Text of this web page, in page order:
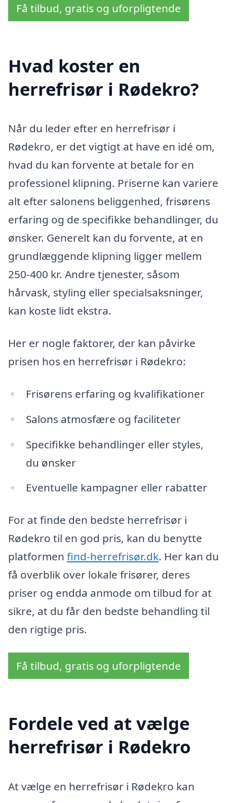
Få tilbud, gratis og uforpligtende
Hvad koster en
herrefrisør i Rødekro?
Når du leder efter en herrefrisør i
Rødekro, er det vigtigt at have en idé om,
hvad du kan forvente at betale for en
professionel klipning. Priserne kan variere
alt efter salonens beliggenhed, frisørens
erfaring og de specifikke behandlinger, du
ønsker. Generelt kan du forvente, at en
grundlæggende klipning ligger mellem
250-400 kr. Andre tjenester, såsom
hårvask, styling eller specialsaksninger,
kan koste lidt ekstra.
Her er nogle faktorer, der kan påvirke
prisen hos en herrefrisør i Rødekro:
Frisørens erfaring og kvalifikationer
Salons atmosfære og faciliteter
Specifikke behandlinger eller styles,
du ønsker
Eventuelle kampagner eller rabatter
For at finde den bedste herrefrisør i
Rødekro til en god pris, kan du benytte
platformen find-herrefrisør.dk. Her kan du
få overblik over lokale frisører, deres
priser og endda anmode om tilbud for at
sikre, at du får den bedste behandling til
den rigtige pris.
Få tilbud, gratis og uforpligtende
Fordele ved at vælge
herrefrisør i Rødekro
At vælge en herrefrisør i Rødekro kan